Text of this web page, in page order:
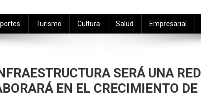
Turismo Cultura Salud Empresarial
SERÁ UNA RED
EN EL CRECIMIENTO DE